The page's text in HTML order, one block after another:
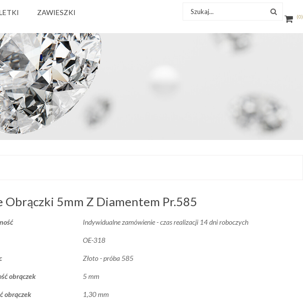
0
ZAWIESZKI
Obrączki 5mm Z Diamentem Pr.585
Indywidualne zamówienie - czas realizacji 14 dni roboczych
OE-318
Złoto - próba 585
obrączek 5 mm
obrączek 1,30 mm